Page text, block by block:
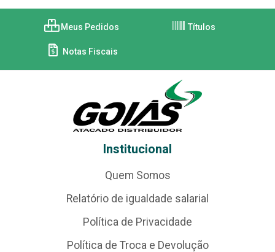
Meus Pedidos Títulos
Notas Fiscais
Institucional
Quem Somos
Relatório de igualdade salarial
Política de Privacidade
Política de Troca e Devolução